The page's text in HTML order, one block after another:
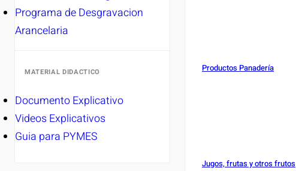
Programa de Desgravacion
Arancelaria
MATERIAL DIDACTICO
Documento Explicativo
Videos Explicativos
Guia para PYMES
Productos Panadería
Jugos, frutas y otros frutos